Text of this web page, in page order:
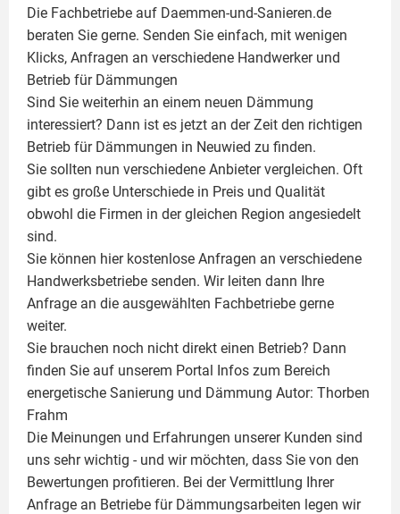
Die Fachbetriebe auf Daemmen-und-Sanieren.de
beraten Sie gerne. Senden Sie einfach, mit wenigen
Klicks, Anfragen an verschiedene Handwerker und
Betrieb für Dämmungen
Sind Sie weiterhin an einem neuen Dämmung
interessiert? Dann ist es jetzt an der Zeit den richtigen
Betrieb für Dämmungen in Neuwied zu finden.
Sie sollten nun verschiedene Anbieter vergleichen. Oft
gibt es große Unterschiede in Preis und Qualität
obwohl die Firmen in der gleichen Region angesiedelt
sind.
Sie können hier kostenlose Anfragen an verschiedene
Handwerksbetriebe senden. Wir leiten dann Ihre
Anfrage an die ausgewählten Fachbetriebe gerne
weiter.
Sie brauchen noch nicht direkt einen Betrieb? Dann
finden Sie auf unserem Portal Infos zum Bereich
energetische Sanierung und Dämmung Autor: Thorben
Frahm
Die Meinungen und Erfahrungen unserer Kunden sind
uns sehr wichtig - und wir möchten, dass Sie von den
Bewertungen profitieren. Bei der Vermittlung Ihrer
Anfrage an Betriebe für Dämmungsarbeiten legen wir